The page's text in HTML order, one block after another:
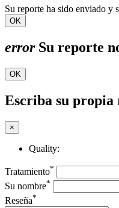
Su reporte ha sido enviado y
OK
errorSu reporte
OK
Escriba su propia
×
Quality:
Tratamiento*
Su nombre*
Reseña*